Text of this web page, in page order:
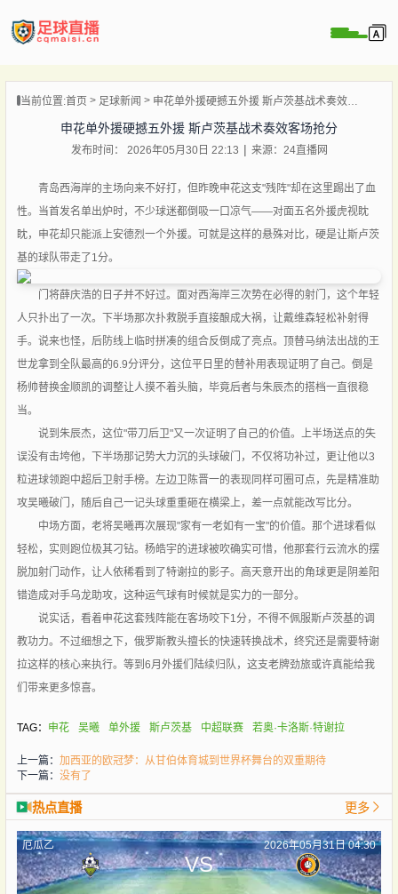
播当前位置:首页 足球新闻 申花单外援硬撼五外援 斯卢茨基战术奏效客场抢分
申花单外援硬撼五外援 斯卢茨基战术奏效客场抢分
发布时间： 2026年05月30日 22:13 来源：24直播网
青岛西海岸的主场向来不好打，但昨晚申花这支"残阵"却在这里踢出了血
性。当首发名单出炉时，不少球迷都倒吸一口凉气——对面五名外援虎视眈
眈，申花却只能派上安德烈一个外援。可就是这样的悬殊对比，硬是让斯卢茨
基的球队带走了1分。
门将薛庆浩的日子并不好过。面对西海岸三次势在必得的射门，这个年轻
人只扑出了一次。下半场那次扑救脱手直接酿成大祸，让戴维森轻松补射得
手。说来也怪，后防线上临时拼凑的组合反倒成了亮点。顶替马纳法出战的王
世龙拿到全队最高的6.9分评分，这位平日里的替补用表现证明了自己。倒是
杨帅替换金顺凯的调整让人摸不着头脑，毕竟后者与朱辰杰的搭档一直很稳
当。
说到朱辰杰，这位"带刀后卫"又一次证明了自己的价值。上半场送点的失
误没有击垮他，下半场那记势大力沉的头球破门，不仅将功补过，更让他以3
粒进球领跑中超后卫射手榜。左边卫陈晋一的表现同样可圈可点，先是精准助
攻吴曦破门，随后自己一记头球重重砸在横梁上，差一点就能改写比分。
中场方面，老将吴曦再次展现"家有一老如有一宝"的价值。那个进球看似
轻松，实则跑位极其刁钻。杨皓宇的进球被吹确实可惜，他那套行云流水的摆
脱加射门动作，让人依稀看到了特谢拉的影子。高天意开出的角球更是阴差阳
错造成对手乌龙助攻，这种运气球有时候就是实力的一部分。
说实话，看着申花这套残阵能在客场咬下1分，不得不佩服斯卢茨基的调
教功力。不过细想之下，俄罗斯教头擅长的快速转换战术，终究还是需要特谢
拉这样的核心来执行。等到6月外援们陆续归队，这支老牌劲旅或许真能给我
们带来更多惊喜。
TAG： 申花 吴曦 单外援 斯卢茨基 中超联赛 若奥·卡洛斯·特谢拉
上一篇： 加西亚的欧冠梦：从甘伯体育城到世界杯舞台的双重期待
下一篇： 没有了
热点直播 更多
厄瓜乙 2026年05月31日 04:30
VS